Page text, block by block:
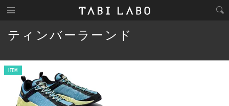
ティンバーラーンド
ITEM